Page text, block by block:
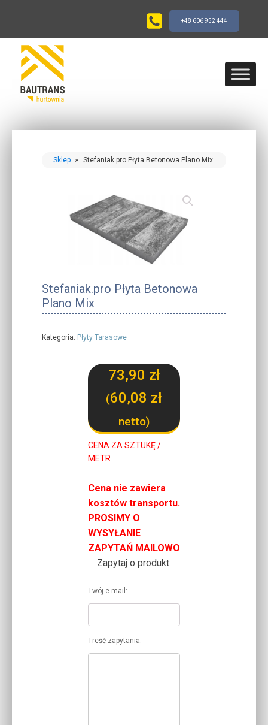
+48 606 952 444
Sklep » Stefaniak.pro Płyta Betonowa Plano Mix
Stefaniak.pro Płyta Betonowa
Plano Mix
Kategoria: Płyty Tarasowe
73,90 zł
(60,08 zł
netto)
CENA ZA SZTUKĘ /
METR
Cena nie zawiera
kosztów transportu.
PROSIMY O
WYSYŁANIE
ZAPYTAŃ MAILOWO
Zapytaj o produkt:
Twój e-mail:
Treść zapytania: